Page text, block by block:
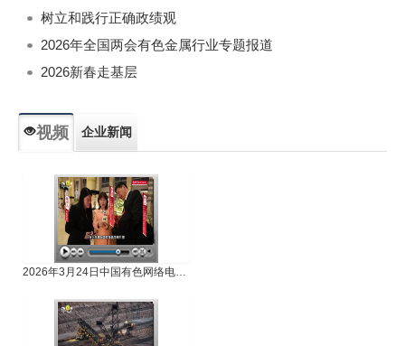
树立和践行正确政绩观
2026年全国两会有色金属行业专题报道
2026新春走基层
视频 企业新闻
2026年3月24日中国有色网络电视新闻